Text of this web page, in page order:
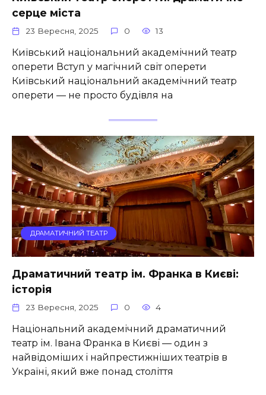
серце міста
23 Вересня, 2025 0 13
Київський національний академічний театр
оперети Вступ у магічний світ оперети
Київський національний академічний театр
оперети — не просто будівля на
ДРАМАТИЧНИЙ ТЕАТР
Драматичний театр ім. Франка в Києві:
історія
23 Вересня, 2025 0 4
Національний академічний драматичний
театр ім. Івана Франка в Києві — один з
найвідоміших і найпрестижніших театрів в
Україні, який вже понад століття